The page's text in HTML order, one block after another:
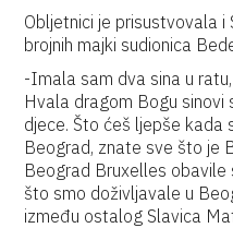
Obljetnici je prisustvovala
brojnih majki sudionica
-Imala sam dva sina u
Hvala dragom Bogu sinovi
djece. Što ćeš ljepše kada
Beograd, znate sve što je
Beograd Bruxelles obavile
što smo doživljavale u
između ostalog Slavica